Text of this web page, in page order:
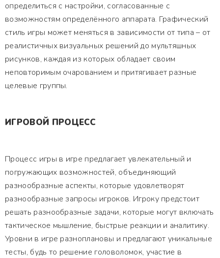
определиться с настройки, согласованные с
возможностям определённого аппарата. Графический
стиль игры может меняться в зависимости от типа – от
реалистичных визуальных решений до мультяшных
рисунков, каждая из которых обладает своим
неповторимым очарованием и притягивает разные
целевые группы.
ИГРОВОЙ ПРОЦЕСС
Процесс игры в игре предлагает увлекательный и
погружающих возможностей, объединяющий
разнообразные аспекты, которые удовлетворят
разнообразные запросы игроков. Игроку предстоит
решать разнообразные задачи, которые могут включать
тактическое мышление, быстрые реакции и аналитику.
Уровни в игре разноплановы и предлагают уникальные
тесты, будь то решение головоломок, участие в